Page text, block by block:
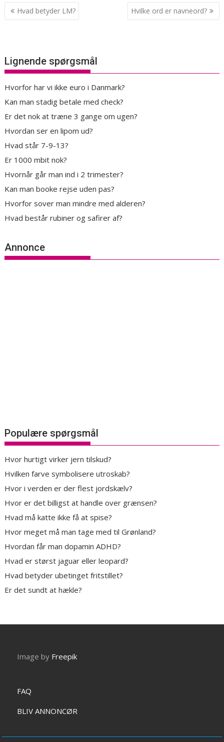
Indlægsnavigation
Hvad betyder LM? Hvilke ord er navneord?
Lignende spørgsmål
Hvorfor har vi ikke euro i Danmark?
Kan man stadig betale med check?
Er det nok at træne 3 gange om ugen?
Hvordan ser en lipom ud?
Hvad står 7-9-13?
Er 1000 mbit nok?
Hvornår går man ind i 2 trimester?
Kan man booke rejse uden pas?
Hvorfor sover man mindre med alderen?
Hvad består rubiner og safirer af?
Annonce
Populære spørgsmål
Hvor hurtigt virker jern tilskud?
Hvilken farve symbolisere utroskab?
Hvor i verden er der flest jordskælv?
Hvor er det billigst at handle over grænsen?
Hvad må katte ikke få at spise?
Hvor meget må man tage med til Grønland?
Hvordan får man dopamin ADHD?
Hvad er størst jaguar eller leopard?
Hvad betyder ubetinget fritstillet?
Er det sundt at hækle?
Image by Freepik
FAQ
BLIV ANNONCØR